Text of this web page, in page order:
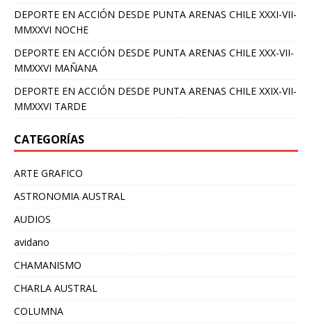
DEPORTE EN ACCIÓN DESDE PUNTA ARENAS CHILE XXXI-VII-
MMXXVI NOCHE
DEPORTE EN ACCIÓN DESDE PUNTA ARENAS CHILE XXX-VII-
MMXXVI MAÑANA
DEPORTE EN ACCIÓN DESDE PUNTA ARENAS CHILE XXIX-VII-
MMXXVI TARDE
CATEGORÍAS
ARTE GRAFICO
ASTRONOMIA AUSTRAL
AUDIOS
avidano
CHAMANISMO
CHARLA AUSTRAL
COLUMNA